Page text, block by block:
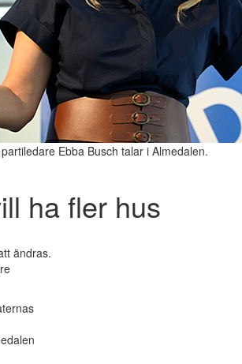
Ebba Busch talar i Almedalen.
ha fler hus
ändras.